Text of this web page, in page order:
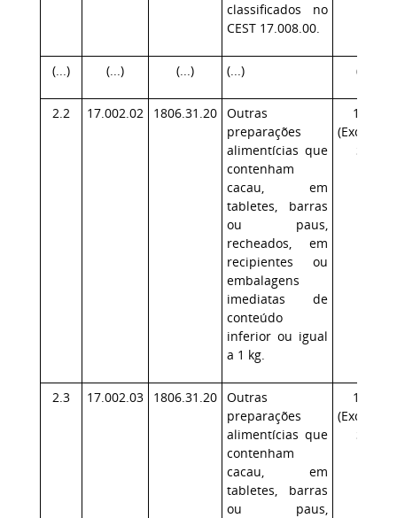
classificados no
CEST 17.008.00.
(...) (...) (...) (...) (...)
2.2 17.002.02 1806.31.20 Outras
preparações
alimentícias que
contenham
cacau, em
tabletes, barras
ou paus,
recheados, em
recipientes ou
embalagens
imediatas de
conteúdo
inferior ou igual
a 1 kg.
17.1
(Exceção:
SP)
2.3 17.002.03 1806.31.20 Outras
preparações
alimentícias que
contenham
cacau, em
tabletes, barras
ou paus,
17.1
(Exceção:
SP)